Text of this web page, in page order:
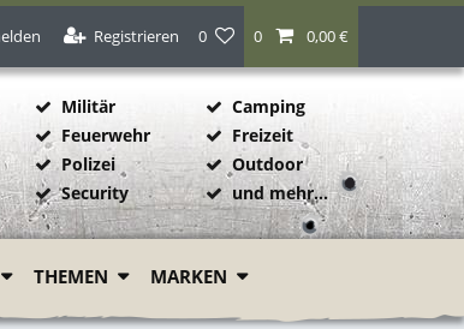
Registrieren 0 0 0,00 €
Militär
Feuerwehr
Polizei
Security
Camping
Freizeit
Outdoor
und mehr...
THEMEN MARKEN